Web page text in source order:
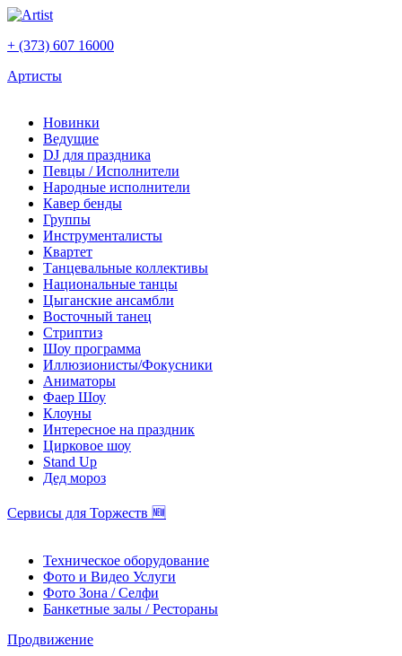
+ (373) 607 16000
Артисты
Новинки
Ведущие
DJ для праздника
Певцы / Исполнители
Народные исполнители
Кавер бенды
Группы
Инструменталисты
Квартет
Танцевальные коллективы
Национальные танцы
Цыганские ансамбли
Восточный танец
Стриптиз
Шоу программа
Иллюзионисты/Фокусники
Аниматоры
Фаер Шоу
Клоуны
Интересное на праздник
Цирковое шоу
Stand Up
Дед мороз
Сервисы для Торжеств 🆕
Техническое оборудование
Фото и Видео Услуги
Фото Зона / Селфи
Банкетные залы / Рестораны
Продвижение